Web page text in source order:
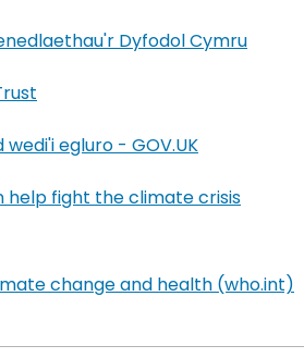
Dyfodol Cymru
wedi'i egluro - GOV.UK
help fight the climate crisis
change and health (who.int)